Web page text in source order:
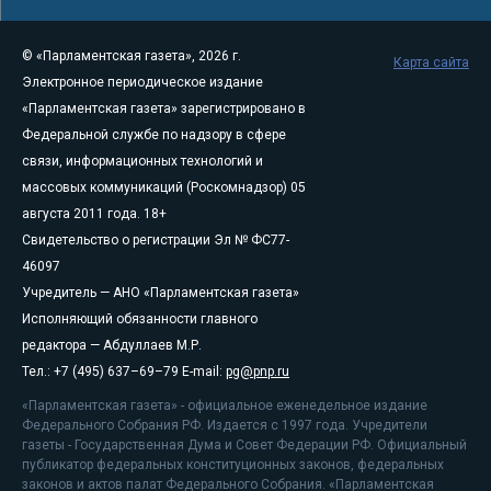
© «Парламентская газета», 2026 г.
Электронное периодическое издание
«Парламентская газета» зарегистрировано в
Федеральной службе по надзору в сфере
связи, информационных технологий и
массовых коммуникаций (Роскомнадзор) 05
августа 2011 года. 18+
Свидетельство о регистрации Эл № ФС77-
46097
Учредитель — АНО «Парламентская газета»
Исполняющий обязанности главного
редактора — Абдуллаев М.Р.
Тел.: +7 (495) 637–69–79 E-mail: pg@pnp.ru
«Парламентская газета» - официальное еженедельное издание
Федерального Собрания РФ. Издается с 1997 года. Учредители
газеты - Государственная Дума и Совет Федерации РФ. Официальный
публикатор федеральных конституционных законов, федеральных
законов и актов палат Федерального Собрания. «Парламентская
Карта сайта